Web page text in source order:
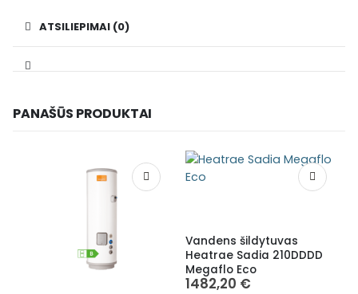
ATSILIEPIMAI (0)
PANAŠŪS PRODUKTAI
Vandens šildytuvas
Heatrae Sadia 210DDDD
Megaflo Eco
1482,20 €